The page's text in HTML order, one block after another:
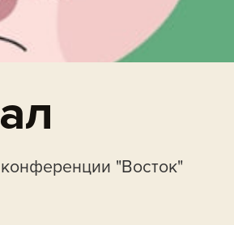
"Восток"